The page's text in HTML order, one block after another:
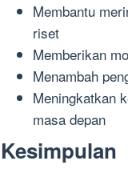
Membantu
riset
Memberikan
Menambah
Meningkatkan
masa depan
Kesimpulan